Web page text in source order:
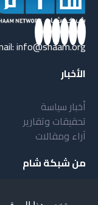
info@shaam.org
الأخبار
أخبار سياسة
تحقيقات وتقارير
آراء ومقالات
من شبكة شام
أهداف شبكة شام